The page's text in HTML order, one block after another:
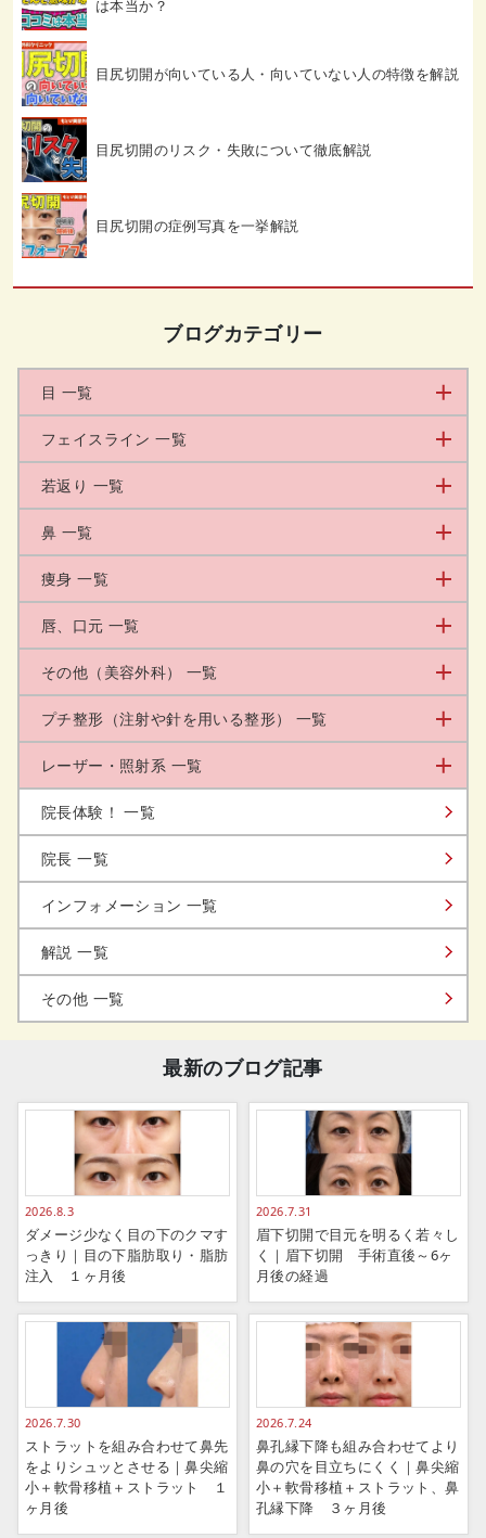
は本当か？
目尻切開が向いている人・向いていない人の特徴を解説
目尻切開のリスク・失敗について徹底解説
目尻切開の症例写真を一挙解説
ブログカテゴリー
目 一覧
フェイスライン 一覧
若返り 一覧
鼻 一覧
痩身 一覧
唇、口元 一覧
その他（美容外科） 一覧
プチ整形（注射や針を用いる整形） 一覧
レーザー・照射系 一覧
院長体験！ 一覧
院長 一覧
インフォメーション 一覧
解説 一覧
その他 一覧
最新のブログ記事
2026.8.3
ダメージ少なく目の下のクマす
っきり｜目の下脂肪取り・脂肪
注入 １ヶ月後
2026.7.31
眉下切開で目元を明るく若々し
く｜眉下切開 手術直後～6ヶ
月後の経過
2026.7.30
ストラットを組み合わせて鼻先
をよりシュッとさせる｜鼻尖縮
小＋軟骨移植＋ストラット １
ヶ月後
2026.7.24
鼻孔縁下降も組み合わせてより
鼻の穴を目立ちにくく｜鼻尖縮
小＋軟骨移植＋ストラット、鼻
孔縁下降 ３ヶ月後